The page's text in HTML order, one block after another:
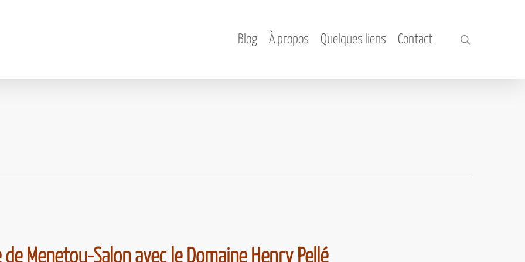
Blog À propos Quelques liens Contact
Menetou-Salon avec le Domaine Henry Pellé